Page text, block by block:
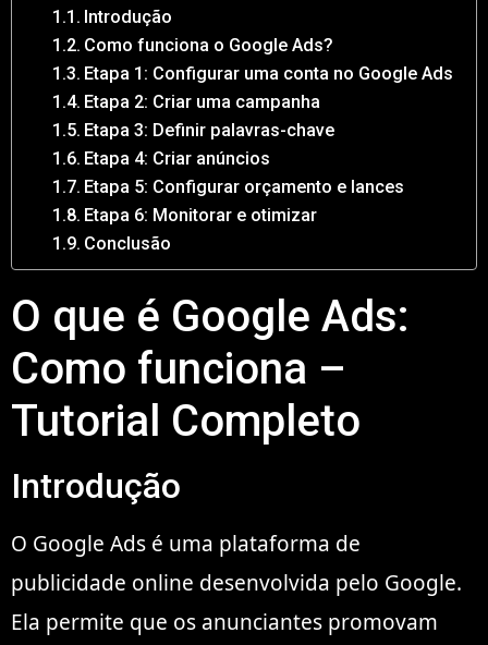
Introdução
Como funciona o Google Ads?
Etapa 1: Configurar uma conta no Google Ads
Etapa 2: Criar uma campanha
Etapa 3: Definir palavras-chave
Etapa 4: Criar anúncios
Etapa 5: Configurar orçamento e lances
Etapa 6: Monitorar e otimizar
Conclusão
O que é Google Ads:
Como funciona –
Tutorial Completo
Introdução
O Google Ads é uma plataforma de
publicidade online desenvolvida pelo Google.
Ela permite que os anunciantes promovam